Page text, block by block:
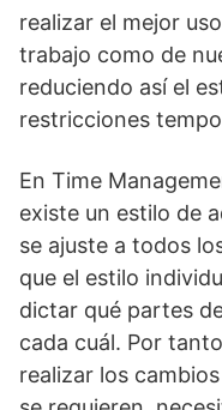
realizar el mejor
trabajo como de
reduciendo así el
restricciones
En Time
existe un estilo de
se ajuste a todos
que el estilo
dictar qué partes
cada cuál. Por
realizar los